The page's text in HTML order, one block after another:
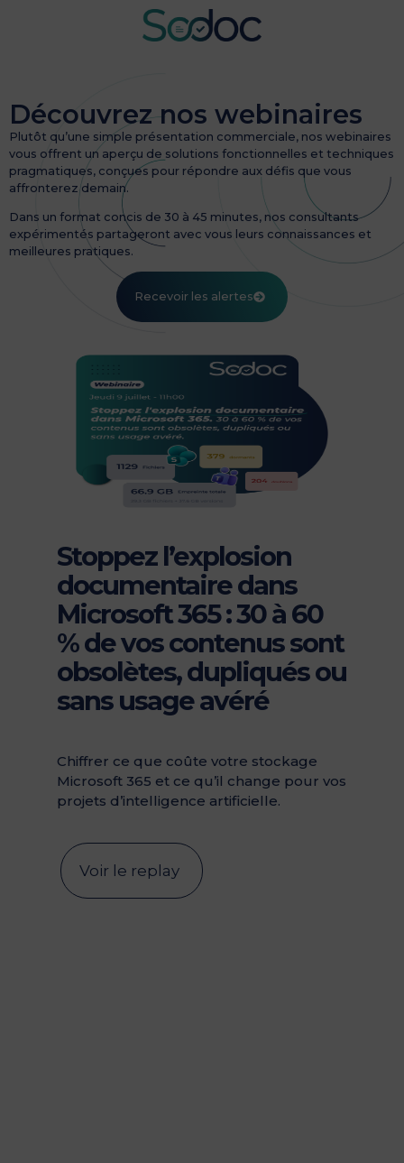
Découvrez nos webinaires
Plutôt qu’une simple présentation commerciale, nos webinaires
vous offrent un aperçu de solutions fonctionnelles et techniques
pragmatiques, conçues pour répondre aux défis que vous
affronterez demain.
​Dans un format concis de 30 à 45 minutes, nos consultants
expérimentés partageront avec vous leurs connaissances et
meilleures pratiques.
Recevoir les alertes
Stoppez l’explosion
documentaire dans
Microsoft 365 : 30 à 60
% de vos contenus sont
obsolètes, dupliqués ou
sans usage avéré
Chiffrer ce que coûte votre stockage
Microsoft 365 et ce qu’il change pour vos
projets d’intelligence artificielle.
Voir le replay